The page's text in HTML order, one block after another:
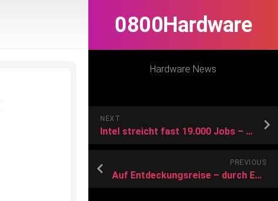
0800Hardware
Hardware News
NEXT
Intel streicht fast 19.000 Jobs – Kahlschlag trotz guten CPU-Verkäufen
PREVIOUS
Auf Entdeckungsreise – durch Europa